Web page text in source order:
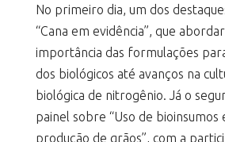
No primeiro dia, um dos
“Cana em evidência”, que
importância das formulações
dos biológicos até avanços na
biológica de nitrogênio. Já o
painel sobre “Uso de bioinsumos
produção de grãos”, com a